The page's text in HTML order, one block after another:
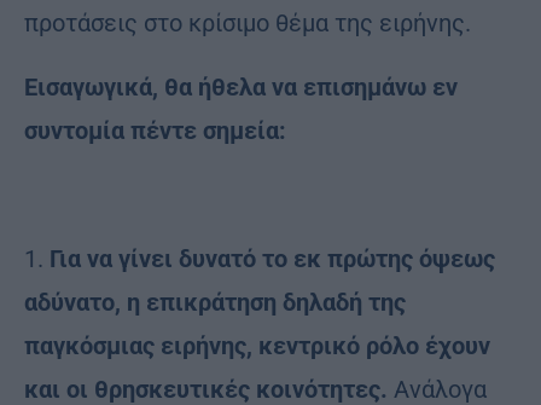
προτάσεις στο κρίσιμο θέμα της ειρήνης.
Εισαγωγικά, θα ήθελα να επισημάνω εν
συντομία πέντε σημεία:
1. Για να γίνει δυνατό το εκ πρώτης όψεως
αδύνατο, η επικράτηση δηλαδή της
παγκόσμιας ειρήνης, κεντρικό ρόλο έχουν
και οι θρησκευτικές κοινότητες. Ανάλογα